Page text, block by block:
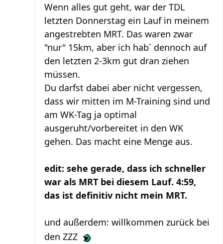
Wenn alles gut geht, war der TDL
letzten Donnerstag ein Lauf in meinem
angestrebten MRT. Das waren zwar
"nur" 15km, aber ich hab´ dennoch auf
den letzten 2-3km gut dran ziehen
müssen.
Du darfst dabei aber nicht vergessen,
dass wir mitten im M-Training sind und
am WK-Tag ja optimal
ausgeruht/vorbereitet in den WK
gehen. Das macht eine Menge aus.
edit: sehe gerade, dass ich schneller
war als MRT bei diesem Lauf. 4:59,
das ist definitiv nicht mein MRT.
und außerdem: willkommen zurück bei
den ZZZ